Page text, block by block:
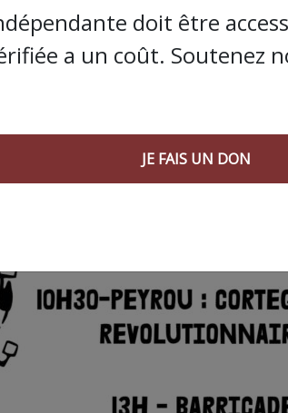
doit être
a un coût. Soutenez
JE FAIS UN DON